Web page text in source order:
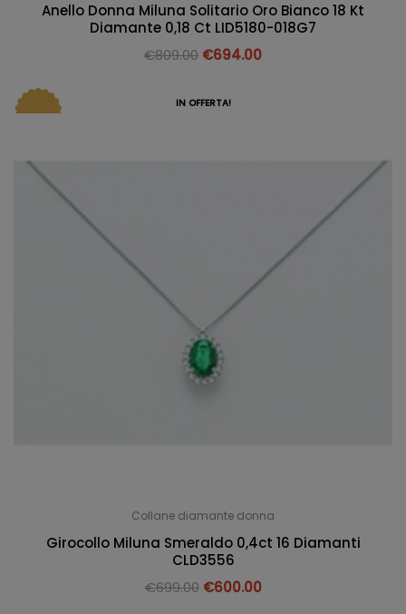
Anello Donna Miluna Solitario Oro Bianco 18 Kt
Diamante 0,18 Ct LID5180-018G7
€809.00 €694.00
IN OFFERTA!
Collane diamante donna
Girocollo Miluna Smeraldo 0,4ct 16 Diamanti
CLD3556
€699.00 €600.00